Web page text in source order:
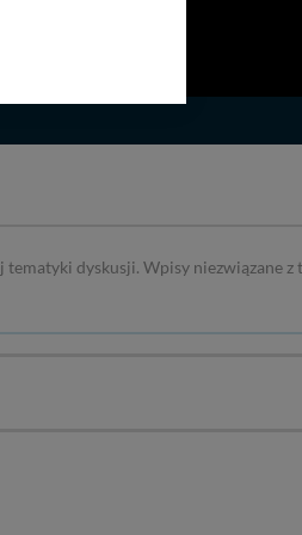
dyskusji. Wpisy niezwiązane z
z formularza
- w pewnych